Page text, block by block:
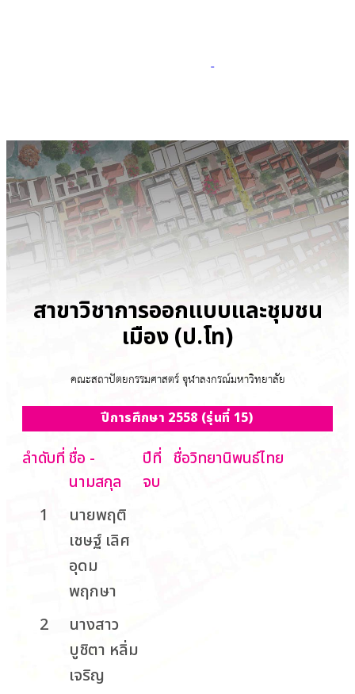
สาขาวิชาการออกแบบและชุมชน
เมือง (ป.โท)
คณะสถาปัตยกรรมศาสตร์ จุฬาลงกรณ์มหาวิทยาลัย
ปีการศึกษา 2558 (รุ่นที่ 15)
ลำดับที่ ชื่อ -
นามสกุล
ปีที่
จบ
ชื่อวิทยานิพนธ์ไทย
1
นายพฤติ
เชษฐ์ เลิศ
อุดม
พฤกษา
2
นางสาว
บูชิตา หลิ่ม
เจริญ